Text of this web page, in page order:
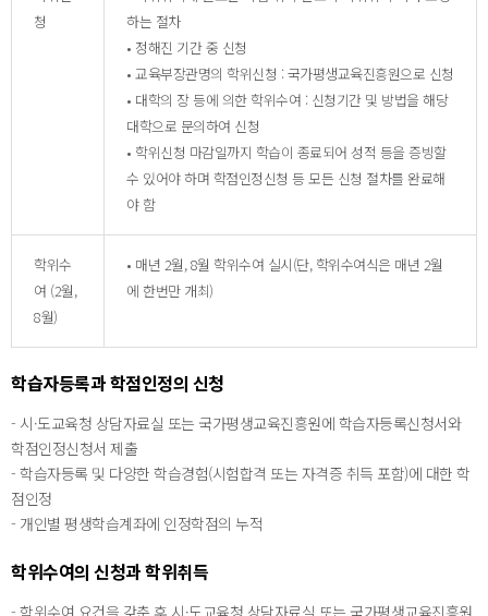
청
하는 절차
• 정해진 기간 중 신청
• 교육부장관명의 학위신청 : 국가평생교육진흥원으로 신청
• 대학의 장 등에 의한 학위수여 : 신청기간 및 방법을 해당
대학으로 문의하여 신청
• 학위신청 마감일까지 학습이 종료되어 성적 등을 증빙할
수 있어야 하며 학점인정신청 등 모든 신청 절차를 완료해
야 함
학위수
여 (2월,
8월)
• 매년 2월, 8월 학위수여 실시(단, 학위수여식은 매년 2월
에 한번만 개최)
학습자등록과 학점인정의 신청
- 시·도교육청 상담자료실 또는 국가평생교육진흥원에 학습자등록신청서와
학점인정신청서 제출
- 학습자등록 및 다양한 학습경험(시험합격 또는 자격증 취득 포함)에 대한 학
점인정
- 개인별 평생학습계좌에 인정학점의 누적
학위수여의 신청과 학위취득
- 학위수여 요건을 갖춘 후 시·도교육청 상담자료실 또는 국가평생교육진흥원